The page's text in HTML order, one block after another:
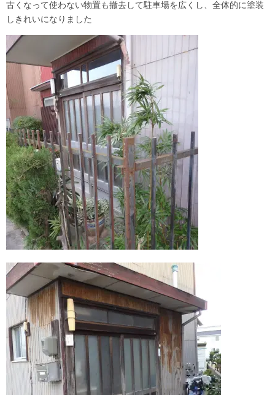
古くなって使わない物置も撤去して駐車場を広くし、全体的に塗装
しきれいになりました